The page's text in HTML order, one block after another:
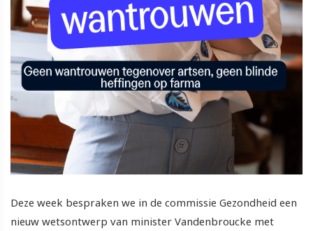
Deze week bespraken we in de commissie Gezondheid een
nieuw wetsontwerp van minister Vandenbroucke met